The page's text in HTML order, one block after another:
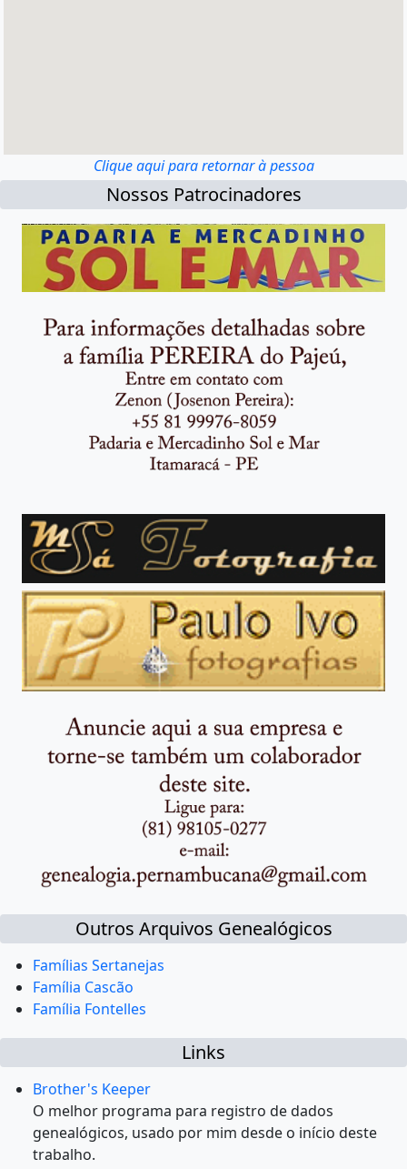
Clique aqui para retornar à pessoa
Nossos Patrocinadores
Outros Arquivos Genealógicos
Famílias Sertanejas
Família Cascão
Família Fontelles
Links
Brother's Keeper
O melhor programa para registro de dados
genealógicos, usado por mim desde o início deste
trabalho.